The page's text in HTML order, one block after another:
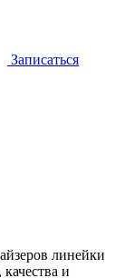
Записаться
линейки
и